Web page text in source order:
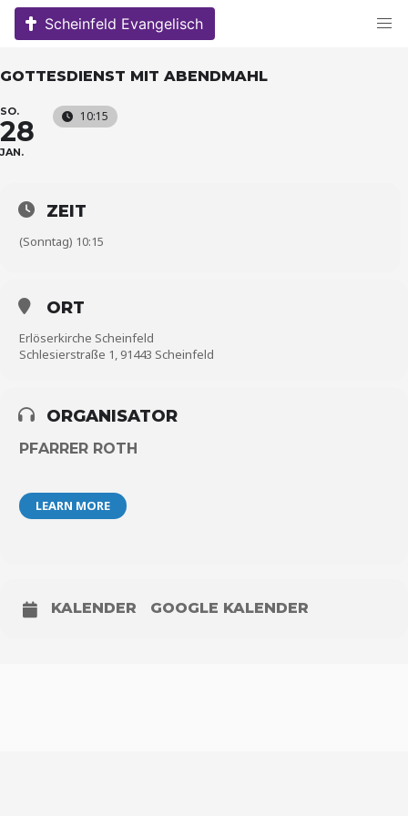
Skip
Scheinfeld Evangelisch
GOTTESDIENST MIT ABENDMAHL
SO.
28
JAN.
10:15
ZEIT
(Sonntag) 10:15
ORT
Erlöserkirche Scheinfeld
Schlesierstraße 1, 91443 Scheinfeld
ORGANISATOR
PFARRER ROTH
LEARN MORE
KALENDER GOOGLE KALENDER